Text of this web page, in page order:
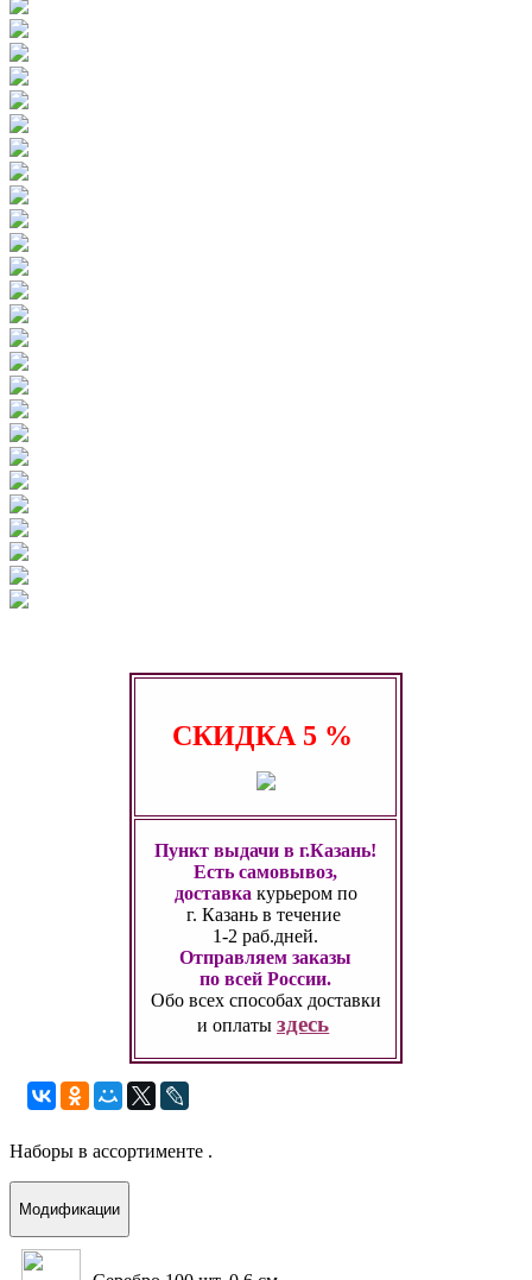
СКИДКА 5 %
Пункт выдачи в г.Казань!
Есть самовывоз,
доставка курьером по
г. Казань в течение
1-2 раб.дней.
Отправляем заказы
по всей России.
Обо всех способах доставки
и оплатыздесь
Наборы в ассортименте .
Модификации